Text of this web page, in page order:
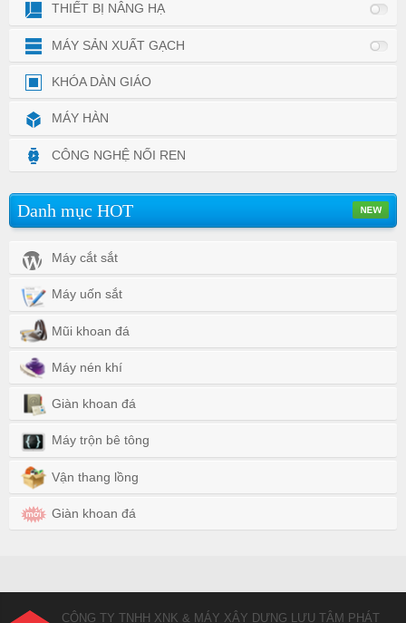
THIẾT BỊ NÂNG HẠ
MÁY SẢN XUẤT GẠCH
KHÓA DÀN GIÁO
MÁY HÀN
CÔNG NGHỆ NỐI REN
Danh mục HOT
Máy cắt sắt
Máy uốn sắt
Mũi khoan đá
Máy nén khí
Giàn khoan đá
Máy trộn bê tông
Vận thang lồng
Giàn khoan đá
CÔNG TY TNHH XNK & MÁY XÂY DỰNG LƯU TÂM PHÁT